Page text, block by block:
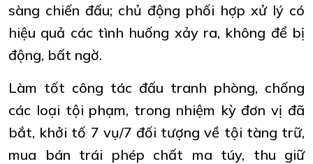
sàng chiến đấu; chủ động phối hợp xử lý có
hiệu quả các tình huống xảy ra, không để bị
động, bất ngờ.
Làm tốt công tác đấu tranh phòng, chống
các loại tội phạm, trong nhiệm kỳ đơn vị đã
bắt, khởi tố 7 vụ/7 đối tượng về tội tàng trữ,
mua bán trái phép chất ma túy, thu giữ